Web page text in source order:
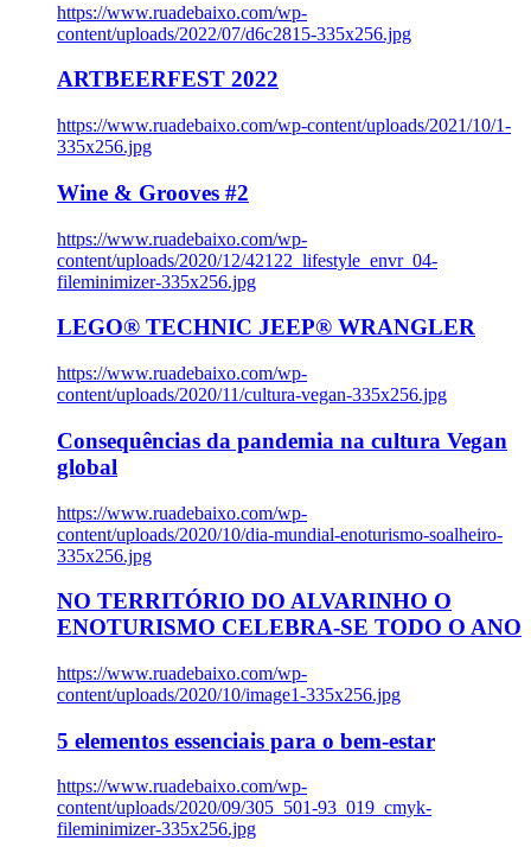
https://www.ruadebaixo.com/wp-
content/uploads/2022/07/d6c2815-335x256.jpg
ARTBEERFEST 2022
https://www.ruadebaixo.com/wp-content/uploads/2021/10/1-
335x256.jpg
Wine & Grooves #2
https://www.ruadebaixo.com/wp-
content/uploads/2020/12/42122_lifestyle_envr_04-
fileminimizer-335x256.jpg
LEGO® TECHNIC JEEP® WRANGLER
https://www.ruadebaixo.com/wp-
content/uploads/2020/11/cultura-vegan-335x256.jpg
Consequências da pandemia na cultura Vegan
global
https://www.ruadebaixo.com/wp-
content/uploads/2020/10/dia-mundial-enoturismo-soalheiro-
335x256.jpg
NO TERRITÓRIO DO ALVARINHO O
ENOTURISMO CELEBRA-SE TODO O ANO
https://www.ruadebaixo.com/wp-
content/uploads/2020/10/image1-335x256.jpg
5 elementos essenciais para o bem-estar
https://www.ruadebaixo.com/wp-
content/uploads/2020/09/305_501-93_019_cmyk-
fileminimizer-335x256.jpg